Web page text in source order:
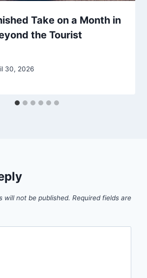
Take on a Month in
the Tourist
30, 2026
will not be published. Required fields are